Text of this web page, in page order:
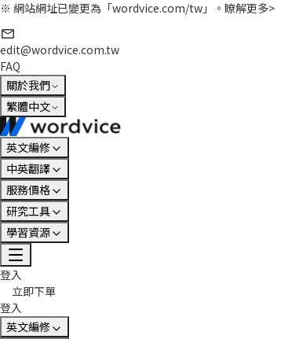
※ 網站網址已變更為「wordvice.com/tw」。 瞭解更多>
edit@wordvice.com.tw
FAQ
關於我們
繁體中文
英文編修
中英翻譯
服務價格
研究工具
學習資源
登入
立即下單
登入
英文編修